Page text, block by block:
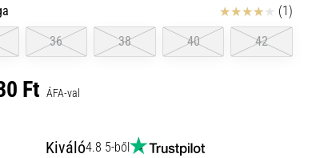
Értékelés
(1)
36 38 40 42
Ft ÁFA-val
Kiváló4.8 5-ből